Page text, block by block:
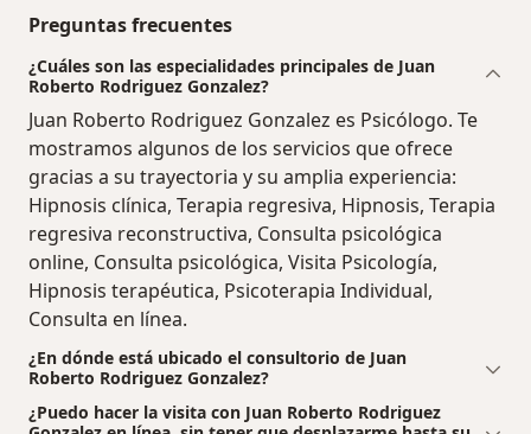
Preguntas frecuentes
¿Cuáles son las especialidades principales de Juan
Roberto Rodriguez Gonzalez?
Juan Roberto Rodriguez Gonzalez es Psicólogo. Te
mostramos algunos de los servicios que ofrece
gracias a su trayectoria y su amplia experiencia:
Hipnosis clínica, Terapia regresiva, Hipnosis, Terapia
regresiva reconstructiva, Consulta psicológica
online, Consulta psicológica, Visita Psicología,
Hipnosis terapéutica, Psicoterapia Individual,
Consulta en línea.
¿En dónde está ubicado el consultorio de Juan
Roberto Rodriguez Gonzalez?
¿Puedo hacer la visita con Juan Roberto Rodriguez